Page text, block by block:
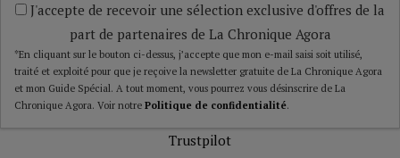
J'accepte de recevoir une sélection exclusive d'offres de la
part de partenaires de La Chronique Agora
*En cliquant sur le bouton ci-dessus, j’accepte que mon e-mail saisi soit utilisé,
traité et exploité pour que je reçoive la newsletter gratuite de La Chronique Agora
et mon Guide Spécial. A tout moment, vous pourrez vous désinscrire de La
Chronique Agora. Voir notre Politique de confidentialité.
Trustpilot